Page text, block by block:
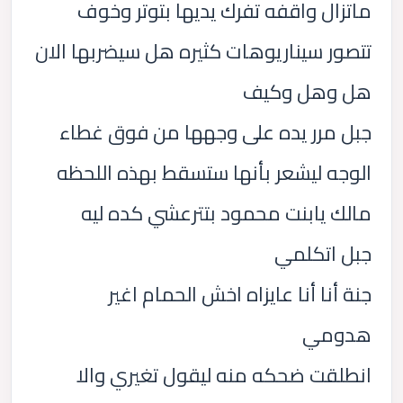
ماتزال واقفه تفرك يديها بتوتر وخوف
تتصور سيناريوهات كثيره هل سيضربها الان
هل وهل وكيف
جبل مرر يده على وجهها من فوق غطاء
الوجه ليشعر بأنها ستسقط بهذه اللحظه
مالك يابنت محمود بتترعشي كده ليه
جبل اتكلمي
جنة أنا أنا عايزاه اخش الحمام اغير
هدومي
انطلقت ضحكه منه ليقول تغيري والا